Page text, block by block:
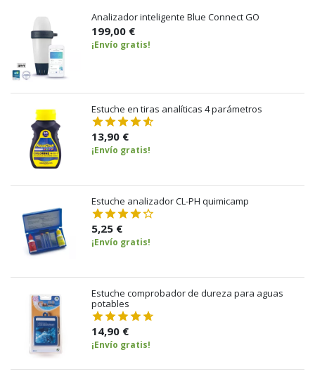
Analizador inteligente Blue Connect GO
199,00 €
¡Envío gratis!
Estuche en tiras analíticas 4 parámetros
13,90 €
¡Envío gratis!
Estuche analizador CL-PH quimicamp
5,25 €
¡Envío gratis!
Estuche comprobador de dureza para aguas
potables
14,90 €
¡Envío gratis!